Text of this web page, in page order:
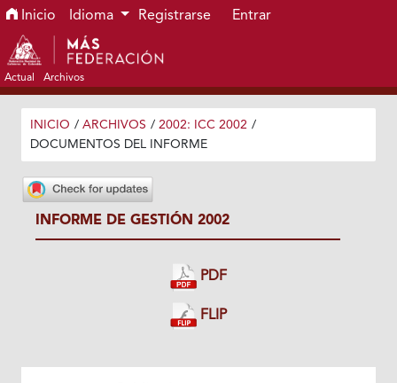
Ir al menú de navegación principal
Ir al contenido principal
Ir al pie de página del sitio
Inicio Idioma Registrarse Entrar
Actual Archivos
INICIO / ARCHIVOS / 2002: ICC 2002 /
DOCUMENTOS DEL INFORME
INFORME DE GESTIÓN 2002
PDF
FLIP